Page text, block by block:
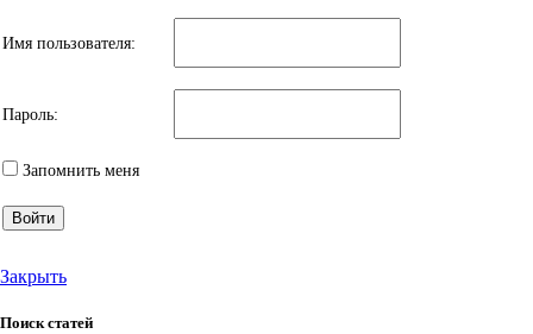
Имя пользователя:
Пароль:
Запомнить меня
Войти
Закрыть
Поиск статей